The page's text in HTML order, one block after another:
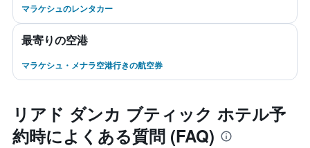
マラケシュのレンタカー
最寄りの空港
マラケシュ・メナラ空港行きの航空券
リアド ダンカ ブティック ホテル予
約時によくある質問 (FAQ)